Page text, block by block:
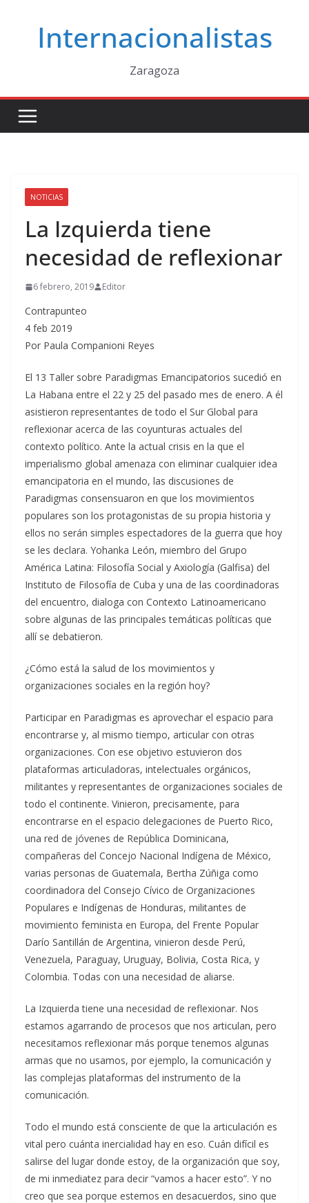
contenidoInternacionalistas
Zaragoza
NOTICIAS
La Izquierda tiene
necesidad de reflexionar
6 febrero, 2019 Editor
Contrapunteo
4 feb 2019
Por Paula Companioni Reyes
El 13 Taller sobre Paradigmas Emancipatorios sucedió en
La Habana entre el 22 y 25 del pasado mes de enero. A él
asistieron representantes de todo el Sur Global para
reflexionar acerca de las coyunturas actuales del
contexto político. Ante la actual crisis en la que el
imperialismo global amenaza con eliminar cualquier idea
emancipatoria en el mundo, las discusiones de
Paradigmas consensuaron en que los movimientos
populares son los protagonistas de su propia historia y
ellos no serán simples espectadores de la guerra que hoy
se les declara. Yohanka León, miembro del Grupo
América Latina: Filosofía Social y Axiología (Galfisa) del
Instituto de Filosofía de Cuba y una de las coordinadoras
del encuentro, dialoga con Contexto Latinoamericano
sobre algunas de las principales temáticas políticas que
allí se debatieron.
¿Cómo está la salud de los movimientos y
organizaciones sociales en la región hoy?
Participar en Paradigmas es aprovechar el espacio para
encontrarse y, al mismo tiempo, articular con otras
organizaciones. Con ese objetivo estuvieron dos
plataformas articuladoras, intelectuales orgánicos,
militantes y representantes de organizaciones sociales de
todo el continente. Vinieron, precisamente, para
encontrarse en el espacio delegaciones de Puerto Rico,
una red de jóvenes de República Dominicana,
compañeras del Concejo Nacional Indígena de México,
varias personas de Guatemala, Bertha Zúñiga como
coordinadora del Consejo Cívico de Organizaciones
Populares e Indígenas de Honduras, militantes de
movimiento feminista en Europa, del Frente Popular
Darío Santillán de Argentina, vinieron desde Perú,
Venezuela, Paraguay, Uruguay, Bolivia, Costa Rica, y
Colombia. Todas con una necesidad de aliarse.
La Izquierda tiene una necesidad de reflexionar. Nos
estamos agarrando de procesos que nos articulan, pero
necesitamos reflexionar más porque tenemos algunas
armas que no usamos, por ejemplo, la comunicación y
las complejas plataformas del instrumento de la
comunicación.
Todo el mundo está consciente de que la articulación es
vital pero cuánta inercialidad hay en eso. Cuán difícil es
salirse del lugar donde estoy, de la organización que soy,
de mi inmediatez para decir “vamos a hacer esto”. Y no
creo que sea porque estemos en desacuerdos, sino que